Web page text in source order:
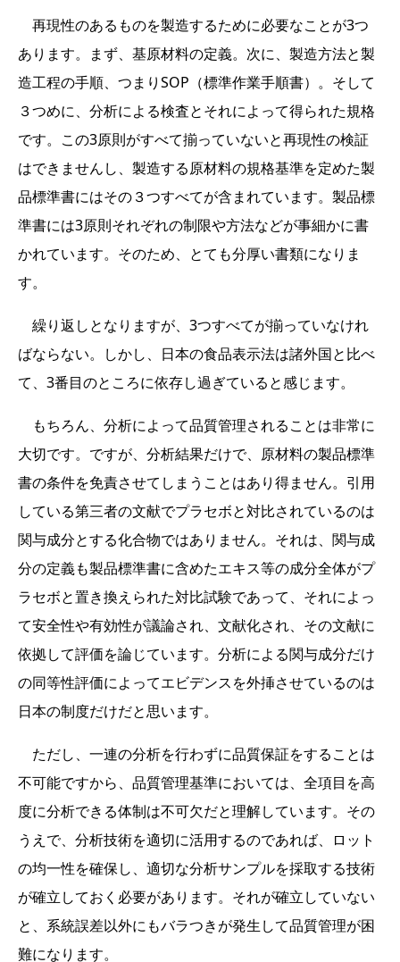
再現性のあるものを製造するために必要なことが3つ
あります。まず、基原材料の定義。次に、製造方法と製
造工程の手順、つまりSOP（標準作業手順書）。そして
３つめに、分析による検査とそれによって得られた規格
です。この3原則がすべて揃っていないと再現性の検証
はできませんし、製造する原材料の規格基準を定めた製
品標準書にはその３つすべてが含まれています。製品標
準書には3原則それぞれの制限や方法などが事細かに書
かれています。そのため、とても分厚い書類になりま
す。
繰り返しとなりますが、3つすべてが揃っていなけれ
ばならない。しかし、日本の食品表示法は諸外国と比べ
て、3番目のところに依存し過ぎていると感じます。
もちろん、分析によって品質管理されることは非常に
大切です。ですが、分析結果だけで、原材料の製品標準
書の条件を免責させてしまうことはあり得ません。引用
している第三者の文献でプラセボと対比されているのは
関与成分とする化合物ではありません。それは、関与成
分の定義も製品標準書に含めたエキス等の成分全体がプ
ラセボと置き換えられた対比試験であって、それによっ
て安全性や有効性が議論され、文献化され、その文献に
依拠して評価を論じています。分析による関与成分だけ
の同等性評価によってエビデンスを外挿させているのは
日本の制度だけだと思います。
ただし、一連の分析を行わずに品質保証をすることは
不可能ですから、品質管理基準においては、全項目を高
度に分析できる体制は不可欠だと理解しています。その
うえで、分析技術を適切に活用するのであれば、ロット
の均一性を確保し、適切な分析サンプルを採取する技術
が確立しておく必要があります。それが確立していない
と、系統誤差以外にもバラつきが発生して品質管理が困
難になります。